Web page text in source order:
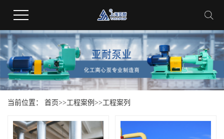
当前位置： 首页>>工程案例 >>工程案列